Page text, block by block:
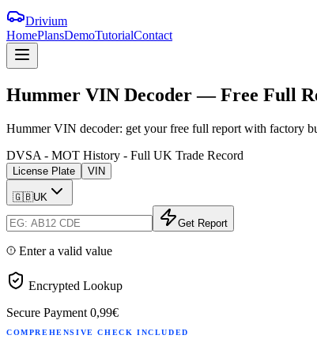
Drivium
HomePlansDemoTutorialContact
Hummer VIN Decoder—Free Full
Hummer VIN decoder: get your free full report with factory
DVSA - MOT History - Full UK Trade Record
License Plate VIN
🇬🇧UK
Get Report
Enter a valid value
Encrypted Lookup
Secure Payment 0,99€
COMPREHENSIVE CHECK INCLUDED